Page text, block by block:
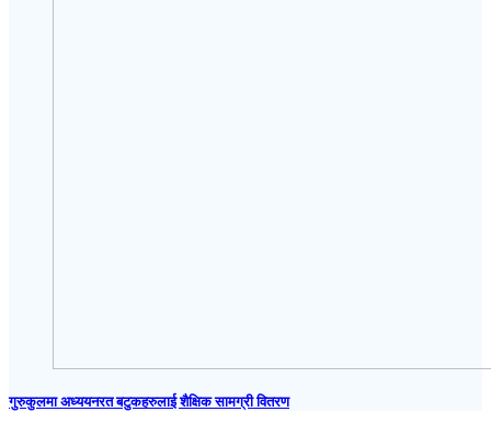
गुरुकुलमा अध्ययनरत बटुकहरुलाई शैक्षिक सामग्री वितरण